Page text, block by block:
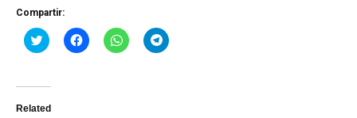
Compartir:
Haz
clic
Twitter
abre
Haz
clic
Haz
clic
Haz
clic
Related